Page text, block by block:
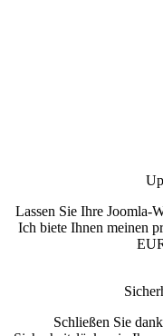
Lassen Sie Ihre Joomla-
Ich biete Ihnen meinen
Schließen Sie